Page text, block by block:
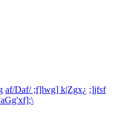
af/Daf/ ;f]lwg] k|Zgx¿ ;]jfsf